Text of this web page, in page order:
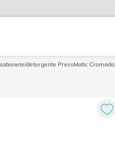
detergente PressMatic Cromado